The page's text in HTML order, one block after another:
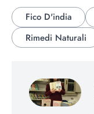
Fico D'india
Rimedi Naturali